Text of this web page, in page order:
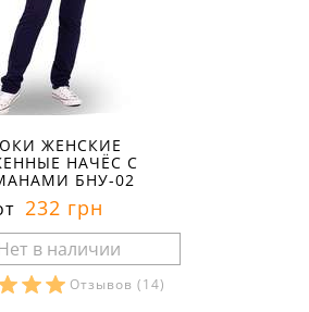
ЖЕНСКИЕ
НАЧЁС С
БНУ-02
232 грн
Отзывов (14)